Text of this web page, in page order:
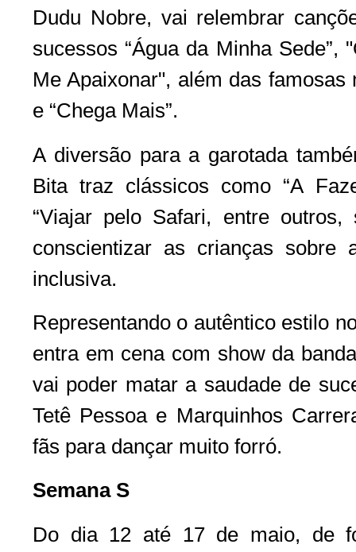
Dudu Nobre, vai relembrar
sucessos “Água da Minha Sede”,
Me Apaixonar", além das famosas
e “Chega Mais”.
A diversão para a garotada
Bita traz clássicos como “A
“Viajar pelo Safari, entre
conscientizar as crianças sobre
inclusiva.
Representando o autêntico estilo
entra em cena com show da
vai poder matar a saudade de
Tetê Pessoa e Marquinhos
fãs para dançar muito forró.
Semana S
Do dia 12 até 17 de maio, de